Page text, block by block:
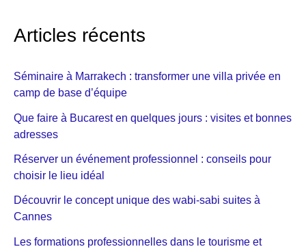
Articles récents
Séminaire à Marrakech : transformer une villa privée en
camp de base d’équipe
Que faire à Bucarest en quelques jours : visites et bonnes
adresses
Réserver un événement professionnel : conseils pour
choisir le lieu idéal
Découvrir le concept unique des wabi-sabi suites à
Cannes
Les formations professionnelles dans le tourisme et